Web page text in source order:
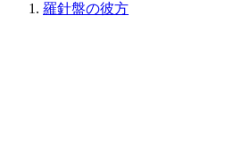
羅針盤の彼方